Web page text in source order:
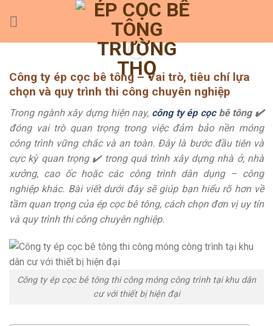
Công ty ép cọc bê tông – Vai trò, tiêu chí lựa
chọn và quy trình thi công chuyên nghiệp
Trong ngành xây dựng hiện nay, công ty ép cọcbê tông ✔️
đóng vai trò quan trọng trong việc đảm bảo nền móng
công trình vững chắc và an toàn. Đây là bước đầu tiên và
cực kỳ quan trọng ✔️ trong quá trình xây dựng nhà ở, nhà
xưởng, cao ốc hoặc các công trình dân dụng – công
nghiệp khác. Bài viết dưới đây sẽ giúp bạn hiểu rõ hơn về
tầm quan trọng của ép cọc bê tông, cách chọn đơn vị uy tín
và quy trình thi công chuyên nghiệp.
Công ty ép cọc bê tông thi công móng công trình tại khu dân
cư với thiết bị hiện đại